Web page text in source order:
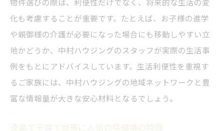
化も考慮することが重要です。たとえば、お子様の進学
や親御様の介護が必要になった場合にも移動しやすい立
地かどうか、中村ハウジングのスタッフが実際の生活事
例をもとにアドバイスしています。生活利便性を重視す
るご家族には、中村ハウジングの地域ネットワークと豊
富な情報量が大きな安心材料となるでしょう。
徳島で子育て世帯に人気の住環境の特徴